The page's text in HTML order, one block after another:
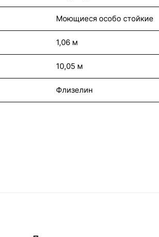
Моющиеся особо стойкие
1,06 м
10,05 м
Флизелин